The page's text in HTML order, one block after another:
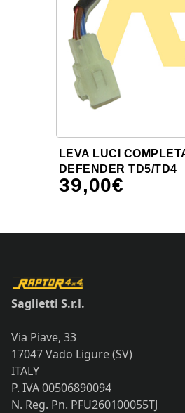
LEVA LUCI
DEFENDER TD5/TD4
39,00€
Saglietti S.r.l.
Via Piave, 33
17047 Vado Ligure (SV)
ITALY
P. IVA 00506890094
N. Reg. Pn. PFU260100055TJ